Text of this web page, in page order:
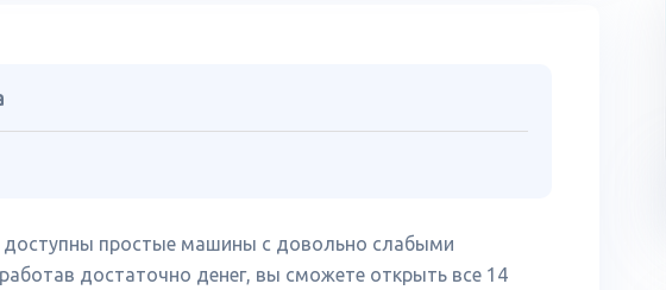
доступны простые машины с довольно слабыми
достаточно денег, вы сможете открыть все 14